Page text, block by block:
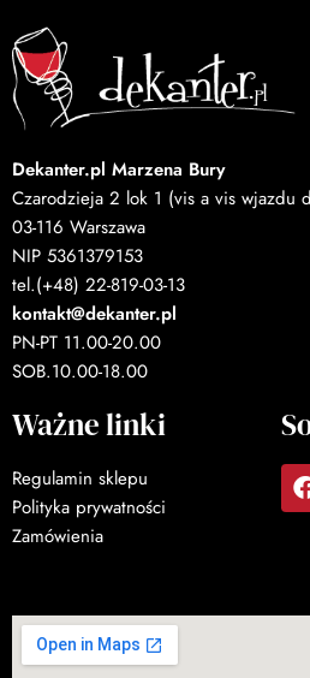
Dekanter.pl Marzena Bury
Czarodzieja 2 lok 1 (vis a vis wjazdu
03-116 Warszawa
NIP 5361379153
tel.(+48) 22-819-03-13
kontakt@dekanter.pl
PN-PT 11.00-20.00
SOB.10.00-18.00
Ważne linki
Regulamin sklepu
Polityka prywatności
Zamówienia